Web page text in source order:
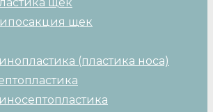
щек
(пластика носа)